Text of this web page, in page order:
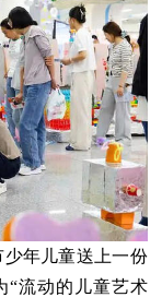
年儿童送上一份
流动的儿童艺术